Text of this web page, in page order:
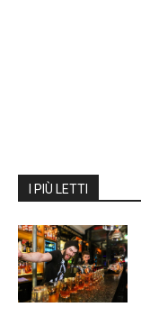
I PIÙ LETTI